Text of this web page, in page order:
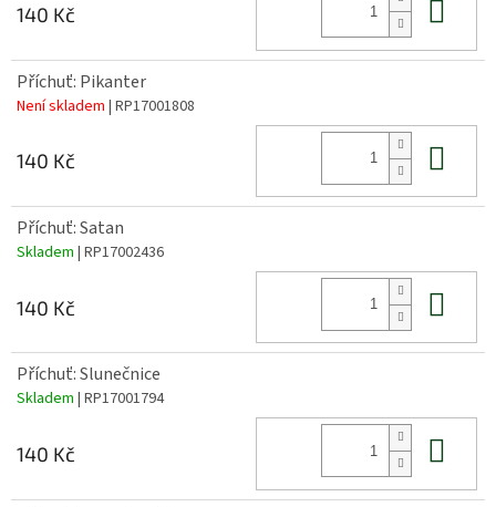
140 Kč
Příchuť: Pikanter
Není skladem | RP17001808
140 Kč
Příchuť: Satan
Skladem | RP17002436
140 Kč
Příchuť: Slunečnice
Skladem | RP17001794
140 Kč